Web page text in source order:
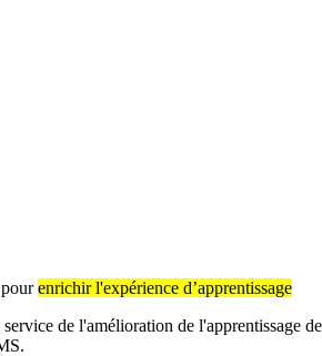
pourenrichir l'expérience d’apprentissage
de l'amélioration de